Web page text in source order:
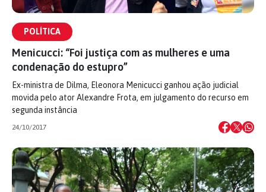
POLÍTICA
Menicucci: “Foi justiça com as mulheres e uma
condenação do estupro”
Ex-ministra de Dilma, Eleonora Menicucci ganhou ação judicial
movida pelo ator Alexandre Frota, em julgamento do recurso em
segunda instância
24/10/2017